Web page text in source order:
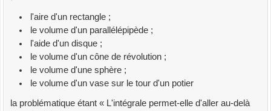
l'aire d'un rectangle ;
le volume d'un parallélépipède ;
l'aide d'un disque ;
le volume d'un cône de révolution ;
le volume d'une sphère ;
le volume d'un vase sur le tour d'un potier
la problématique étant « L'intégrale permet-elle d'aller au-delà